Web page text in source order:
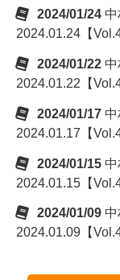
2024/01/24
2024.01.24【
2024/01/22
2024.01.22【
2024/01/17
2024.01.17【
2024/01/15
2024.01.15【
2024/01/09
2024.01.09【